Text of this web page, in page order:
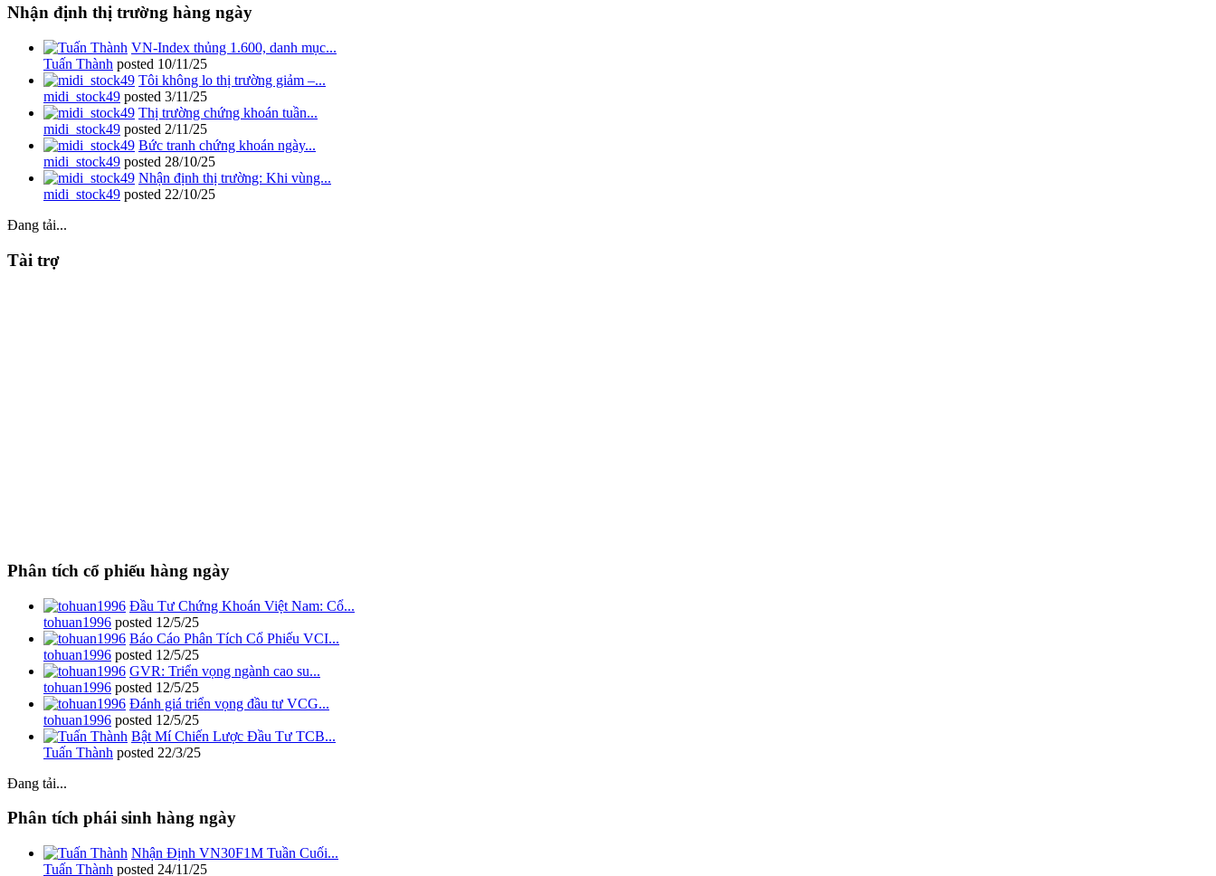
Nhận định thị trường hàng ngày
VN-Index thủng 1.600, danh mục...
Tuấn Thành posted 10/11/25
Tôi không lo thị trường giảm –...
midi_stock49 posted 3/11/25
Thị trường chứng khoán tuần...
midi_stock49 posted 2/11/25
Bức tranh chứng khoán ngày...
midi_stock49 posted 28/10/25
Nhận định thị trường: Khi vùng...
midi_stock49 posted 22/10/25
Đang tải...
Tài trợ
Phân tích cổ phiếu hàng ngày
Đầu Tư Chứng Khoán Việt Nam: Cổ...
tohuan1996 posted 12/5/25
Báo Cáo Phân Tích Cổ Phiếu VCI...
tohuan1996 posted 12/5/25
GVR: Triển vọng ngành cao su...
tohuan1996 posted 12/5/25
Đánh giá triển vọng đầu tư VCG...
tohuan1996 posted 12/5/25
Bật Mí Chiến Lược Đầu Tư TCB...
Tuấn Thành posted 22/3/25
Đang tải...
Phân tích phái sinh hàng ngày
Nhận Định VN30F1M Tuần Cuối...
Tuấn Thành posted 24/11/25